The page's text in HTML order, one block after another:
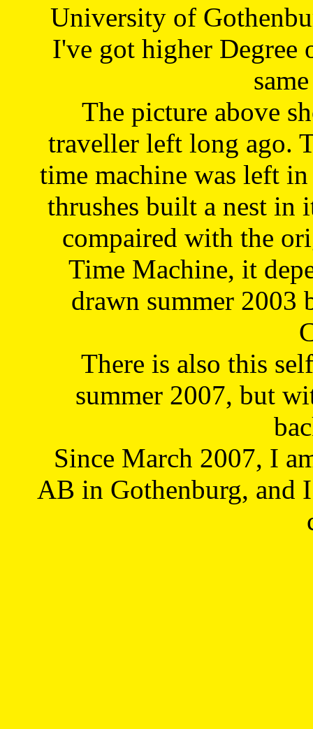
University of
I've got higher Degree
The picture above
traveller left long ago.
time machine was left
thrushes built a nest in
compaired with the
Time Machine, it
drawn summer 2003
There is also this
summer 2007, but
Since March 2007, I
AB in Gothenburg, and